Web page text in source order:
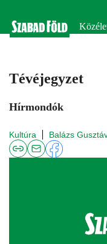
Tévéjegyzet
Hírmondók
Kultúra Balázs